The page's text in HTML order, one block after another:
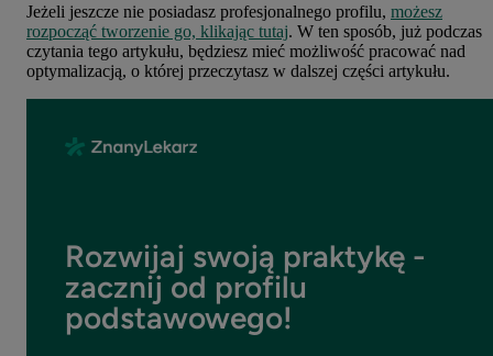
Jeżeli jeszcze nie posiadasz profesjonalnego profilu, możesz
rozpocząć tworzenie go, klikając tutaj. W ten sposób, już podczas
czytania tego artykułu, będziesz mieć możliwość pracować nad
optymalizacją, o której przeczytasz w dalszej części artykułu.
Rozwijaj swoją praktykę -
zacznij od profilu
podstawowego!